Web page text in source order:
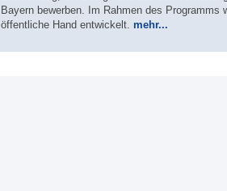
Bayern bewerben. Im Rahmen des
öffentliche Hand entwickelt. mehr...